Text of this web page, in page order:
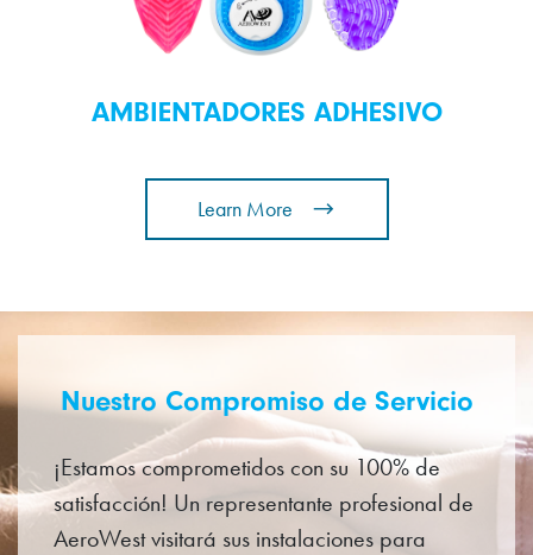
AMBIENTADORES ADHESIVO
Learn More
Nuestro Compromiso de Servicio
¡Estamos comprometidos con su 100% de
satisfacción! Un representante profesional de
AeroWest visitará sus instalaciones para